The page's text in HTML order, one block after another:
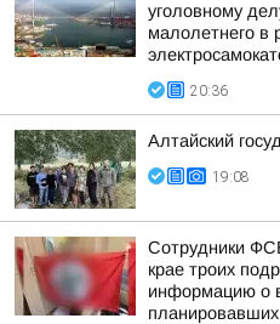
уголовному
малолетнего в
20:36
Алтайский
19:08
Сотрудники
крае троих
информацию о
планировавших